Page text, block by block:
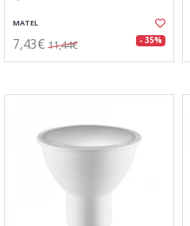
MATEL
7,43€ 11,44€ - 35%